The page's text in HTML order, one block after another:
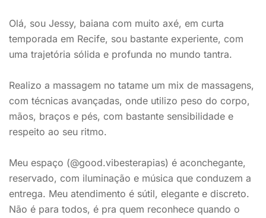
Olá, sou Jessy, baiana com muito axé, em curta
temporada em Recife, sou bastante experiente, com
uma trajetória sólida e profunda no mundo tantra.
Realizo a massagem no tatame um mix de massagens,
com técnicas avançadas, onde utilizo peso do corpo,
mãos, braços e pés, com bastante sensibilidade e
respeito ao seu ritmo.
Meu espaço (@good.vibesterapias) é aconchegante,
reservado, com iluminação e música que conduzem a
entrega. Meu atendimento é sútil, elegante e discreto.
Não é para todos, é pra quem reconhece quando o